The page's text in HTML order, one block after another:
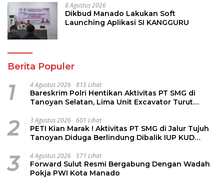
8 Agustus 2026
Dikbud Manado Lakukan Soft
Launching Aplikasi SI KANGGURU
Berita Populer
1 4 Agustus 2026 815 Lihat
Bareskrim Polri Hentikan Aktivitas PT SMG di
Tanoyan Selatan, Lima Unit Excavator Turut
2 3 Agustus 2026 601 Lihat
PETI Kian Marak ! Aktivitas PT SMG di Jalur Tujuh
Tanoyan Diduga Berlindung Dibalik IUP KUD
3 4 Agustus 2026 571 Lihat
Forward Sulut Resmi Bergabung Dengan Wadah
Pokja PWI Kota Manado